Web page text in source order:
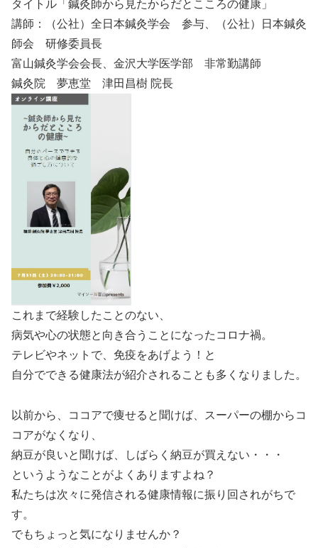
タイトル「鍼灸師から見たからだとこころの健康」
講師：（公社）全日本鍼灸学会 参与、（公社）日本鍼灸
師会 研修委員長
富山鍼灸学会会長、金沢大学医学部 非常勤講師
鍼灸院 夢恵堂 津田昌樹 院長
これまで経験したことのない、
病気や心の状態と向き合うことになったコロナ禍。
テレビやネットで、免疫をあげよう！と
自分でできる健康法が紹介されることも多くなりました。
以前から、ココアで痩せると聞けば、スーパーの棚からコ
コアがなくなり、
納豆が良いと聞けば、しばらく納豆が買えない・・・
というようなことがよくありますよね？
私たちは次々に発信される健康情報に振り回されがちで
す。
でもちょっと気になりませんか？